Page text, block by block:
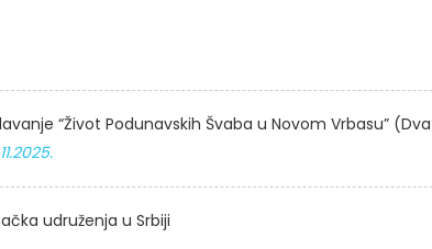
“Život Podunavskih Švaba u Novom Vrbasu”
udruženja u Srbiji